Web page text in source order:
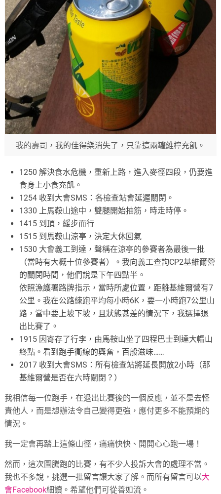
我的壽司，我的佳得樂消失了，只靠這兩罐維檸充飢。
1250 解決食水危機，重新上路，進入麥徑四段，仍要進
食身上小食充飢。
1254 收到大會SMS：各檢查站會延遲關閉。
1330 上馬鞍山途中，雙腿開始抽筋，時走時停。
1415 到頂，緩步而行
1515 到馬鞍山涼亭，決定大休回氣
1530 大會義工到達，聲稱在涼亭的參賽者為最後一批
（當時有大概十位參賽者）。我向義工查詢CP2基維爾營
的關閉時間，他們說是下午四點半。
依照漁護署路牌指示，當時所處位置，距離基維爾營有7
公里。我在公路練跑平均每小時6K，要一小時跑7公里山
路，當中要上坡下坡，且狀態甚差的情況下，我選擇退
出比賽了。
1915 因寄存了行李，由馬鞍山坐了四程巴士到達大帽山
終點。看到跑手衝線的興奮，百般滋味……
2017 收到大會SMS：所有檢查站將延長開放2小時（那
基維爾營是否在六時關閉？）
我相信每一位跑手，在退出比賽後的一個反應，並不是去怪
責他人，而是想辦法令自己變得更強，應付更多不能預期的
情況。
我一定會再踏上這條山徑，痛痛快快、開開心心跑一場！
然而，這次圖騰跑的比賽，有不少人投訴大會的處理不當。
我也不多說，挑選一批留言讓大家了解。而所有留言可以大
會Facebook細讀。希望他們可從善如流。